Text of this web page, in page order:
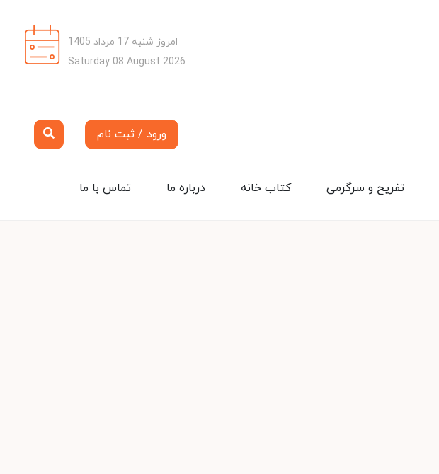
امروز شنبه 17 مرداد 1405
Saturday 08 August 2026
ورود / ثبت نام
تماس با ما درباره ما کتاب خانه تفریح و سرگرمی